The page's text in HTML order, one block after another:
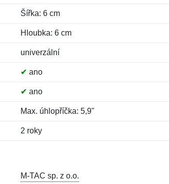
Šířka: 6 cm
Hloubka: 6 cm
univerzální
✔ ano
✔ ano
Max. úhlopříčka: 5,9"
2 roky
M-TAC sp. z o.o.